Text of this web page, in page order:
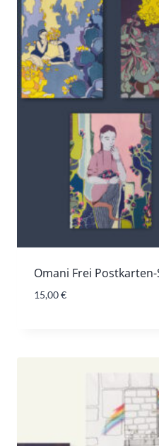
Omani Frei Postkarten-
15,00€